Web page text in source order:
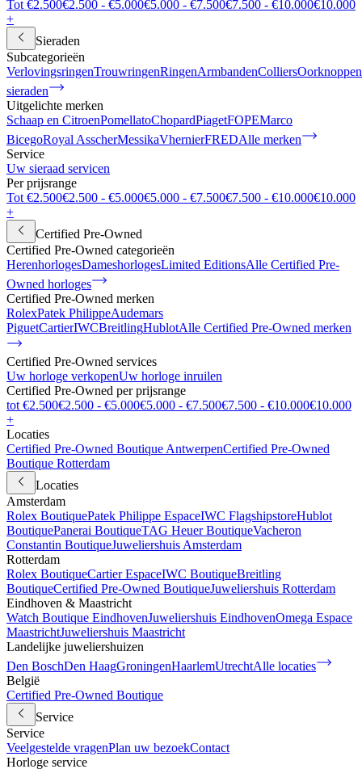
Tot €2.500€2.500 - €5.000€5.000 - €7.500€7.500 - €10.000€10.000
+
Sieraden
Subcategorieën
VerlovingsringenTrouwringenRingenArmbandenColliersOorknoppen
sieraden
Uitgelichte merken
Schaap en CitroenPomellatoChopardPiagetFOPEMarco
BicegoRoyal AsscherMessikaVhernierFREDAlle merken
Service
Uw sieraad servicen
Per prijsrange
Tot €2.500€2.500 - €5.000€5.000 - €7.500€7.500 - €10.000€10.000
+
Certified Pre-Owned
Certified Pre-Owned categorieën
HerenhorlogesDameshorlogesLimited EditionsAlle Certified Pre-
Owned horloges
Certified Pre-Owned merken
RolexPatek PhilippeAudemars
PiguetCartierIWCBreitlingHublotAlle Certified Pre-Owned merken
Certified Pre-Owned services
Uw horloge verkopenUw horloge inruilen
Certified Pre-Owned per prijsrange
tot €2.500€2.500 - €5.000€5.000 - €7.500€7.500 - €10.000€10.000
+
Locaties
Certified Pre-Owned Boutique AntwerpenCertified Pre-Owned
Boutique Rotterdam
Locaties
Amsterdam
Rolex BoutiquePatek Philippe EspaceIWC FlagshipstoreHublot
BoutiquePanerai BoutiqueTAG Heuer BoutiqueVacheron
Constantin BoutiqueJuweliershuis Amsterdam
Rotterdam
Rolex BoutiqueCartier EspaceIWC BoutiqueBreitling
BoutiqueCertified Pre-Owned BoutiqueJuweliershuis Rotterdam
Eindhoven & Maastricht
Watch Boutique EindhovenJuweliershuis EindhovenOmega Espace
MaastrichtJuweliershuis Maastricht
Landelijke juweliershuizen
Den BoschDen HaagGroningenHaarlemUtrechtAlle locaties
België
Certified Pre-Owned Boutique
Service
Service
Veelgestelde vragenPlan uw bezoekContact
Horloge service